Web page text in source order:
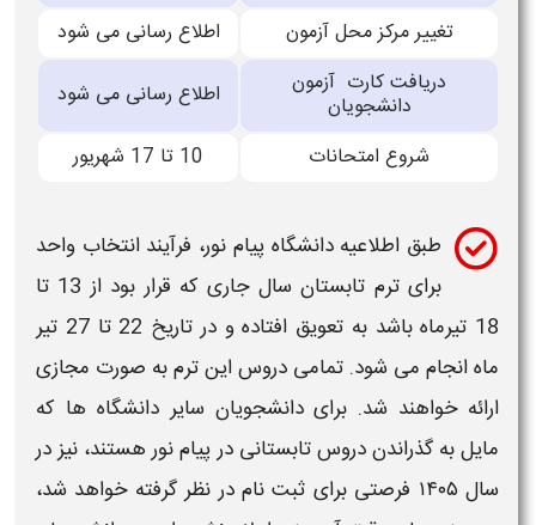
تغییر مركز محل آزمون
اطلاع رسانی می شود
دریافت كارت آزمون
دانشجویان
اطلاع رسانی می شود
شروع امتحانات
طبق اطلاعیه دانشگاه پیام نور، فرآیند انتخاب واحد
برای ترم تابستان
سال جاری که قرار بود از 13 تا
18 تیرماه باشد به تعویق افتاده و در تاریخ 22 تا 27 تیر
ماه انجام می شود. تمامی دروس این ترم به صورت مجازی
ارائه خواهند شد. برای دانشجویان سایر دانشگاه ها که
مایل به گذراندن دروس تابستانی در پیام نور هستند، نیز در
سال ۱۴۰۵ فرصتی برای ثبت نام در نظر گرفته خواهد شد،